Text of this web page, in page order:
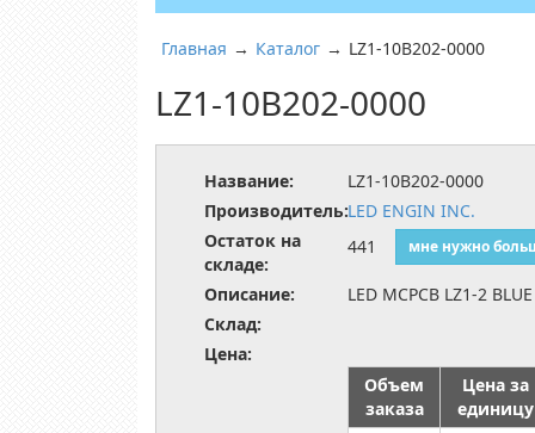
Главная → Каталог → LZ1-10B202-0000
LZ1-10B202-0000
Название:
LZ1-10B202-0000
Производитель:LED ENGIN INC.
Остаток на
складе:
441 мне нужно
Описание:
LED MCPCB LZ1-2 BLUE
Склад:
Цена:
Объем
заказа
Цена за
единицу